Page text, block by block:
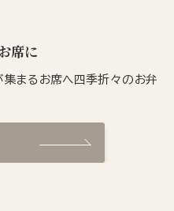
席に
集まるお席へ四季折々のお弁